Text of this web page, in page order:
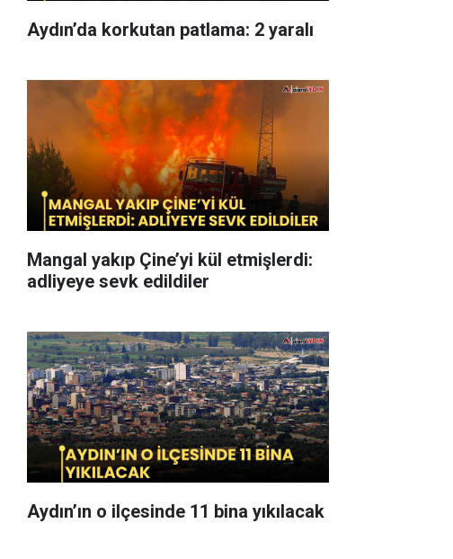
Aydın’da korkutan patlama: 2 yaralı
Mangal yakıp Çine’yi kül etmişlerdi:
adliyeye sevk edildiler
Aydın’ın o ilçesinde 11 bina yıkılacak